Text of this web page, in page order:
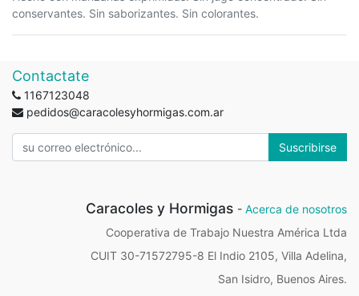
conservantes. Sin saborizantes. Sin colorantes.
Contactate
1167123048
pedidos@caracolesyhormigas.com.ar
Suscribirse
Caracoles y Hormigas - Acerca de nosotros
Cooperativa de Trabajo Nuestra América Ltda
CUIT 30-71572795-8 El Indio 2105, Villa Adelina,
San Isidro, Buenos Aires.